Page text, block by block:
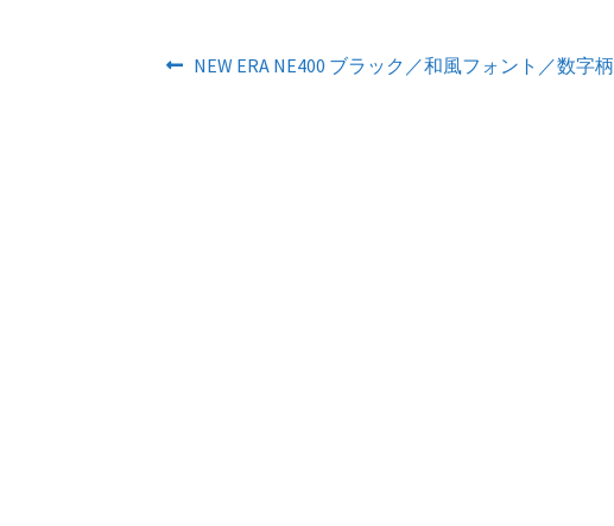
投前
NEW ERA NE400 ブラック／和風フォント／数字柄